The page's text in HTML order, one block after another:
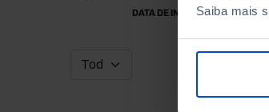
Saiba mais
DATA DE INÍCIO